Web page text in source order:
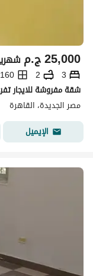
ج.م25,000
3
2
160 متر مربع
شقة مفروشة للايجار
مصر الجديدة، القاهرة
الإيميل